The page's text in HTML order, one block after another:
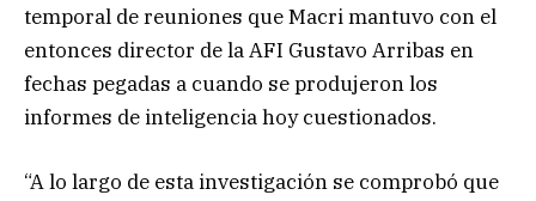
temporal de reuniones que Macri mantuvo con el
entonces director de la AFI Gustavo Arribas en
fechas pegadas a cuando se produjeron los
informes de inteligencia hoy cuestionados.
“A lo largo de esta investigación se comprobó que